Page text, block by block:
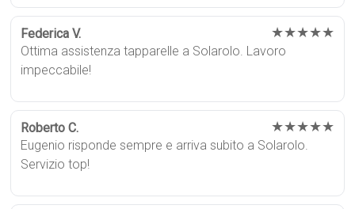
Federica V. ★★★★★
Ottima assistenza tapparelle a Solarolo. Lavoro
impeccabile!
Roberto C. ★★★★★
Eugenio risponde sempre e arriva subito a Solarolo.
Servizio top!